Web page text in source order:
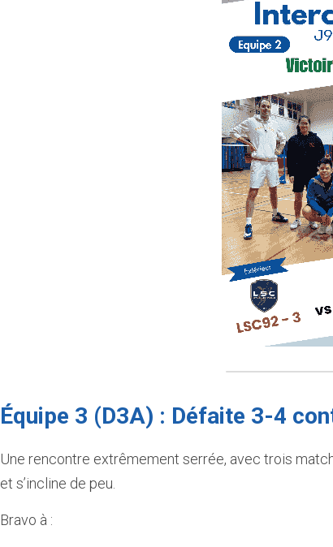
Équipe 3 (D3A) : Défaite 3-4
Une rencontre extrêmement serrée, avec trois
et s’incline de peu.
Bravo à :